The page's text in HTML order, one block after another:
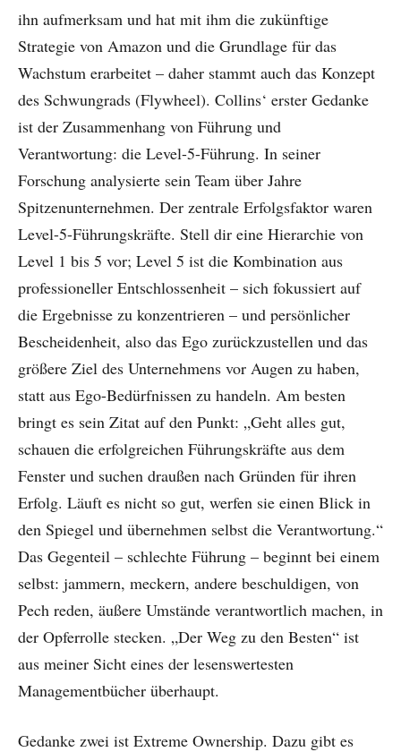
ihn aufmerksam und hat mit ihm die zukünftige
Strategie von Amazon und die Grundlage für das
Wachstum erarbeitet – daher stammt auch das Konzept
des Schwungrads (Flywheel). Collins‘ erster Gedanke
ist der Zusammenhang von Führung und
Verantwortung: die Level-5-Führung. In seiner
Forschung analysierte sein Team über Jahre
Spitzenunternehmen. Der zentrale Erfolgsfaktor waren
Level-5-Führungskräfte. Stell dir eine Hierarchie von
Level 1 bis 5 vor; Level 5 ist die Kombination aus
professioneller Entschlossenheit – sich fokussiert auf
die Ergebnisse zu konzentrieren – und persönlicher
Bescheidenheit, also das Ego zurückzustellen und das
größere Ziel des Unternehmens vor Augen zu haben,
statt aus Ego-Bedürfnissen zu handeln. Am besten
bringt es sein Zitat auf den Punkt: „Geht alles gut,
schauen die erfolgreichen Führungskräfte aus dem
Fenster und suchen draußen nach Gründen für ihren
Erfolg. Läuft es nicht so gut, werfen sie einen Blick in
den Spiegel und übernehmen selbst die Verantwortung.“
Das Gegenteil – schlechte Führung – beginnt bei einem
selbst: jammern, meckern, andere beschuldigen, von
Pech reden, äußere Umstände verantwortlich machen, in
der Opferrolle stecken. „Der Weg zu den Besten“ ist
aus meiner Sicht eines der lesenswertesten
Managementbücher überhaupt.
Gedanke zwei ist Extreme Ownership. Dazu gibt es